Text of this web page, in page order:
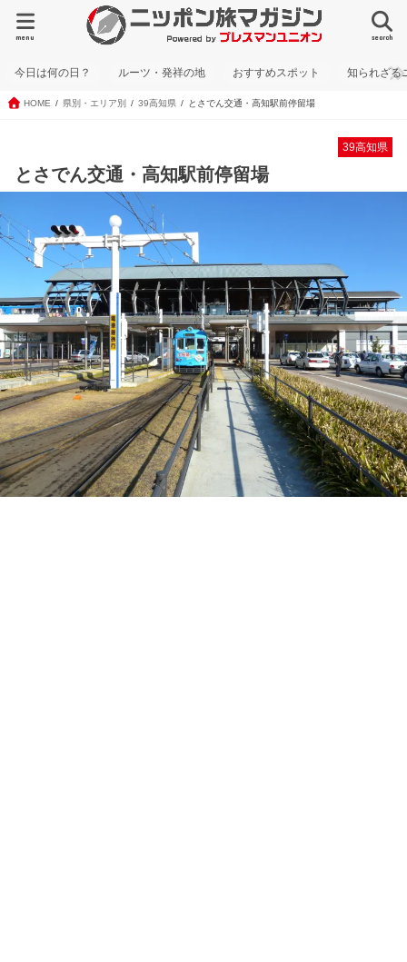
search
menu
今日は何の日？ ルーツ・発祥の地 おすすめスポット 知られざる
HOME 県別・エリア別 39高知県 とさでん交通・高知駅前停留場
39高知県
とさでん交通・高知駅前停留場